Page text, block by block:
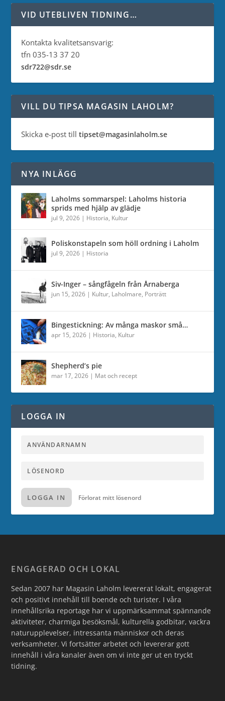
VID UTEBLIVEN TIDNING…
Kontakta kvalitetsansvarig:
tfn 035-13 37 20
sdr722@sdr.se
VILL DU TIPSA MAGASIN LAHOLM?
Skicka e-post tilltipset@magasinlaholm.se
NYA INLÄGG
Laholms sommarspel: Laholms historia
sprids med hjälp av glädje
jul 9, 2026 | Historia, Kultur
Poliskonstapeln som höll ordning i Laholm
jul 9, 2026 | Historia
Siv-Inger – sångfågeln från Årnaberga
jun 15, 2026 | Kultur, Laholmare, Porträtt
Bingestickning: Av många maskor små…
apr 15, 2026 | Historia, Kultur
Shepherd’s pie
mar 17, 2026 | Mat och recept
LOGGA IN
LOGGA IN Förlorat mitt lösenord
ENGAGERAD OCH LOKAL
Sedan 2007 har Magasin Laholm levererat lokalt, engagerat
och positivt innehåll till boende och turister. I våra
innehållsrika reportage har vi uppmärksammat spännande
aktiviteter, charmiga besöksmål, kulturella godbitar, vackra
naturupplevelser, intressanta människor och deras
verksamheter. Vi fortsätter arbetet och levererar gott
innehåll i våra kanaler även om vi inte ger ut en tryckt
tidning.